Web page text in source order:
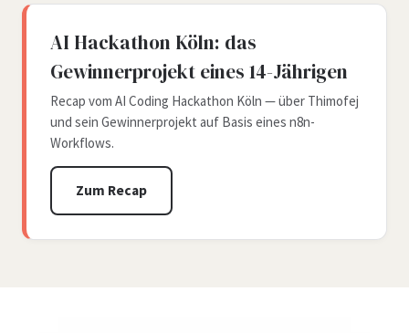
AI Hackathon Köln: das
Gewinnerprojekt eines 14-Jährigen
Recap vom AI Coding Hackathon Köln — über Thimofej
und sein Gewinnerprojekt auf Basis eines n8n-
Workflows.
Zum Recap